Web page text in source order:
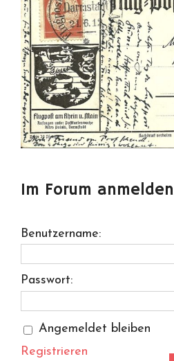
Im Forum anmelden
Benutzername:
Passwort:
Angemeldet bleiben
Registrieren